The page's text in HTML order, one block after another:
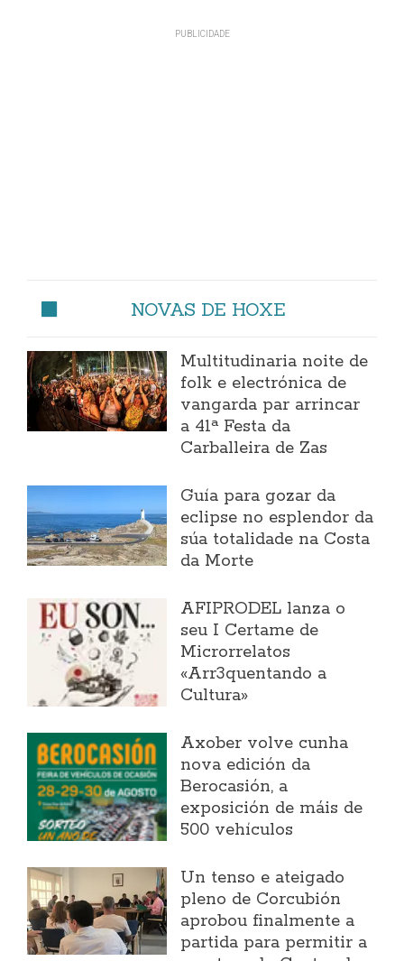
NOVAS DE HOXE
Multitudinaria noite de
folk e electrónica de
vangarda par arrincar
a 41ª Festa da
Carballeira de Zas
Guía para gozar da
eclipse no esplendor da
súa totalidade na Costa
da Morte
AFIPRODEL lanza o
seu I Certame de
Microrrelatos
«Arr3quentando a
Cultura»
Axober volve cunha
nova edición da
Berocasión, a
exposición de máis de
500 vehículos
Un tenso e ateigado
pleno de Corcubión
aprobou finalmente a
partida para permitir a